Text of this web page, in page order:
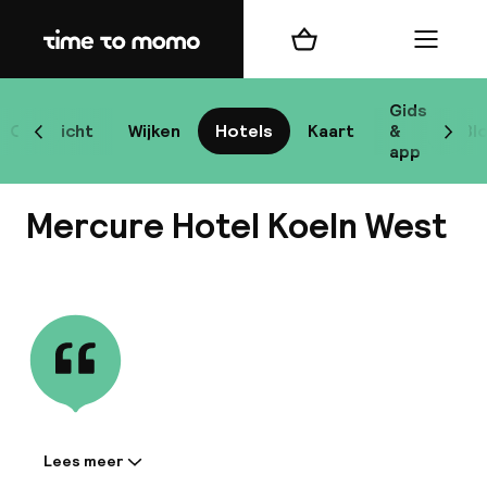
Home
Overzicht Wijken Hotels Kaart
Gids
&
app
Scroll naar links
Winkelmand Menu
Mercure Hotel Koeln West
Informatie gedeeld door de
Lees meer